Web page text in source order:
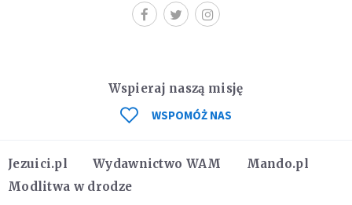
Jezuici.pl Wydawnictwo WAM
Mando.pl
Modlitwa w drodze
Wspieraj naszą misję
WSPOMÓŻ NAS